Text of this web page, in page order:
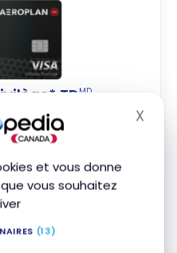
et vous donne
vous souhaitez
(13)
X
TD MD
Aéroplan